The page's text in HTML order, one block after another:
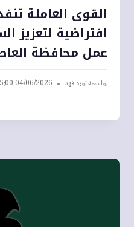
القوى العاملة
افتراضية لتعزيز
عمل محافظة
بواسطةنورة فهد 04/06/2026 15:00